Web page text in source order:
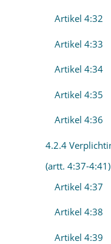
Artikel 4:32
Artikel 4:33
Artikel 4:34
Artikel 4:35
Artikel 4:36
4.2.4
(artt. 4:37-4:41)
Artikel 4:37
Artikel 4:38
Artikel 4:39